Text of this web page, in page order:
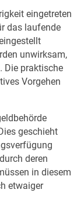
eingetreten
das laufende
unwirksam,
Die praktische
Vorgehen
geschieht
deren
in diesem
etwaiger